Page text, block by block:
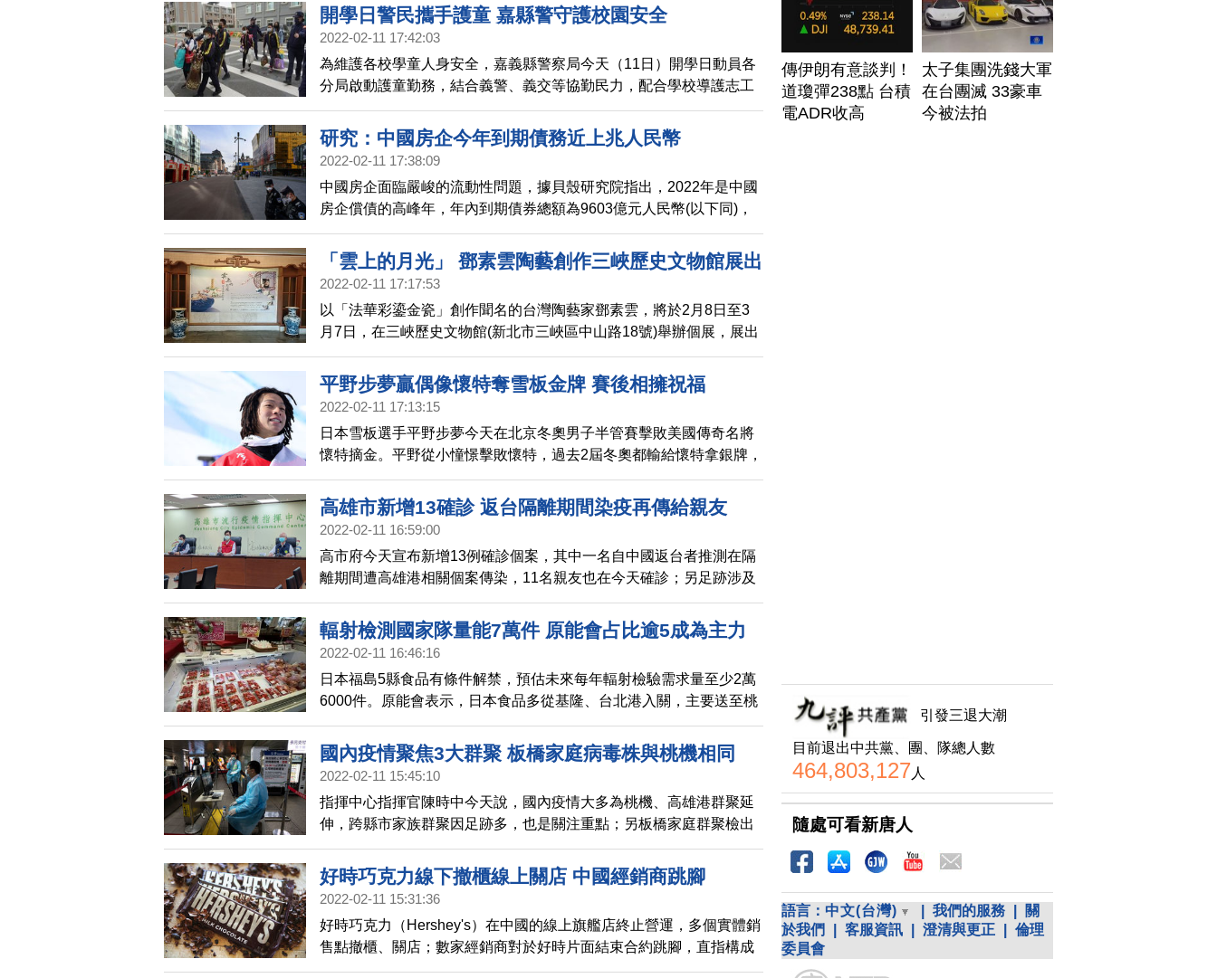
開學日警民攜手護童 嘉縣警守護校園安全
2022-02-11 17:42:03
為維護各校學童人身安全，嘉義縣警察局今天（11日）開學日動員各
分局啟動護童勤務，結合義警、義交等協勤民力，配合學校導護志工
共同執勤，協助學童安全上學，並擴大保護學童範圍。
研究：中國房企今年到期債務近上兆人民幣
2022-02-11 17:38:09
中國房企面臨嚴峻的流動性問題，據貝殼研究院指出，2022年是中國
房企償債的高峰年，年內到期債券總額為9603億元人民幣(以下同)，
接近1兆元，其中1月、3月、4月及7月，到期債務規模超過千億元，
根據當前月均發債500億元規模計算，房企償債壓力仍較大。
「雲上的月光」 鄧素雲陶藝創作三峽歷史文物館展出
2022-02-11 17:17:53
以「法華彩鎏金瓷」創作聞名的台灣陶藝家鄧素雲，將於2月8日至3
月7日，在三峽歷史文物館(新北市三峽區中山路18號)舉辦個展，展出
近百件陶藝創作。
平野步夢贏偶像懷特奪雪板金牌 賽後相擁祝福
2022-02-11 17:13:15
日本雪板選手平野步夢今天在北京冬奧男子半管賽擊敗美國傳奇名將
懷特摘金。平野從小憧憬擊敗懷特，過去2屆冬奧都輸給懷特拿銀牌，
這次平野終於奪金，賽後懷特擁抱他予以祝福。
高雄市新增13確診 返台隔離期間染疫再傳給親友
2022-02-11 16:59:00
高市府今天宣布新增13例確診個案，其中一名自中國返台者推測在隔
離期間遭高雄港相關個案傳染，11名親友也在今天確診；另足跡涉及
北中南家族則新增1人染疫。
輻射檢測國家隊量能7萬件 原能會占比逾5成為主力
2022-02-11 16:46:16
日本福島5縣食品有條件解禁，預估未來每年輻射檢驗需求量至少2萬
6000件。原能會表示，日本食品多從基隆、台北港入關，主要送至桃
園核能研究所進行輻射檢測；所屬2間實驗室每年檢測量近4萬件，量
能充裕。
國內疫情聚焦3大群聚 板橋家庭病毒株與桃機相同
2022-02-11 15:45:10
指揮中心指揮官陳時中今天說，國內疫情大多為桃機、高雄港群聚延
伸，跨縣市家族群聚因足跡多，也是關注重點；另板橋家庭群聚檢出
與桃機相同病毒株，感染途徑待釐清。
好時巧克力線下撤櫃線上關店 中國經銷商跳腳
2022-02-11 15:31:36
好時巧克力（Hershey's）在中國的線上旗艦店終止營運，多個實體銷
售點撤櫃、關店；數家經銷商對於好時片面結束合約跳腳，直指構成
重大金錢損失。好時（中國）尚未有正式官方回應。
傳伊朗有意談判！
道瓊彈238點 台積
電ADR收高
太子集團洗錢大軍
在台團滅 33豪車
今被法拍
引發三退大潮
目前退出中共黨、團、隊總人數
464,803,127人
隨處可看新唐人
語言： 中文(台灣) 我們的服務
關
於我們
客服資訊 澄清與更正
倫理
委員會